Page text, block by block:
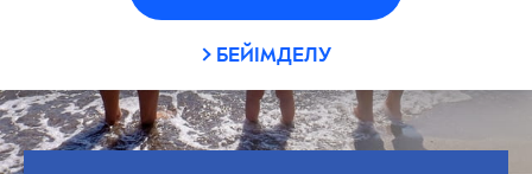
БЕЙІМДЕЛУ